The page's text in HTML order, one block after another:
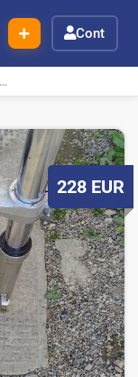
Cont
FURCA / JAMBE suzuki gsxr 600 SRAD
P
r
e
t
228 EUR